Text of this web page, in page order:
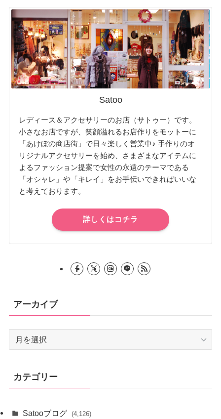
Satoo
レディース＆アクセサリーのお店（サトゥー）です。
小さなお店ですが、笑顔溢れるお店作りをモットーに
「あけぼの商店街」で日々楽しく営業中♪ 手作りのオ
リジナルアクセサリーを始め、さまざまなアイテムに
よるファッション提案で女性の永遠のテーマである
「オシャレ」や「キレイ」をお手伝いできればいいな
と考えております。
詳しくはコチラ
アーカイブ
ブ
カテゴリー
Satooブログ (4,126)